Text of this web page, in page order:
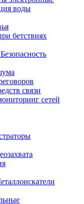
воды
бетствиях
Безопасность
связи
сетей